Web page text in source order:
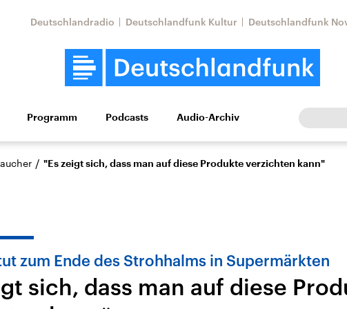
Deutschlandradio Deutschlandfunk Kultur Deutschlandfunk
Wirtschaft Wissen Kultur Europa
USA
Aktuelle Beiträge,
Nahostkonflikt
Iran
Programm Podcasts Audio-Archiv
/ "Es zeigt sich, dass man auf diese Produkte verzichten kann"
zum Ende des Strohhalms in Supermärkten
sich, dass man auf diese